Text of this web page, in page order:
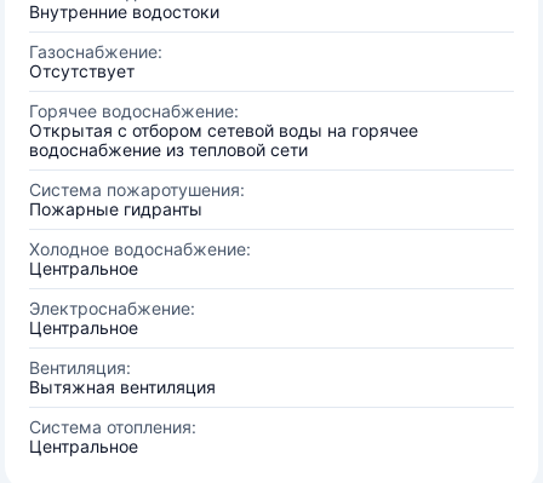
Внутренние водостоки
Газоснабжение:
Отсутствует
Горячее водоснабжение:
Открытая с отбором сетевой воды на горячее
водоснабжение из тепловой сети
Система пожаротушения:
Пожарные гидранты
Холодное водоснабжение:
Центральное
Электроснабжение:
Центральное
Вентиляция:
Вытяжная вентиляция
Система отопления:
Центральное